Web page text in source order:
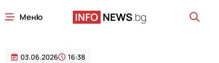
Меню
03.06.2026 16:38